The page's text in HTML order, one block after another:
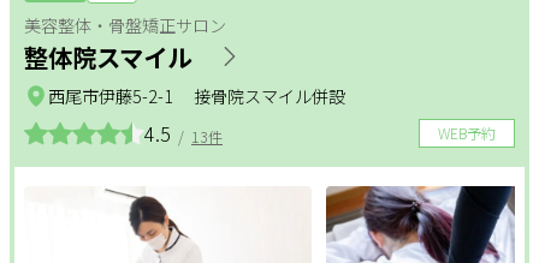
美容整体・骨盤矯正サロン
整体院スマイル
WEB予約
4.5 / 13件
西尾市伊藤5-2-1 接骨院スマイル併設